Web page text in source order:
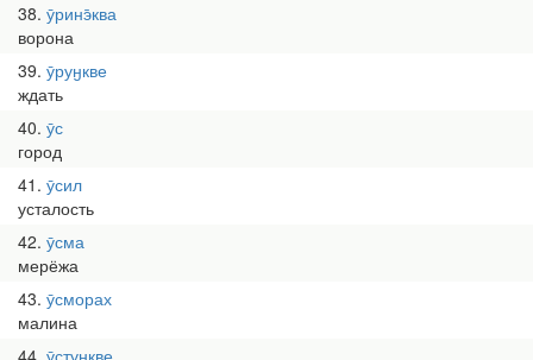
38 ӯринэ̄ква
ворона
39 ӯруӈкве
ждать
40 ӯс
город
41 ӯсил
усталость
42 ӯсма
мерёжа
43 ӯсморах
малина
44 ӯстуӈкве